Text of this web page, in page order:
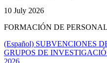
10 July 2026
FORMACIÓN DE PERSONAL
(Español) SUBVENCIONES
GRUPOS DE
2026